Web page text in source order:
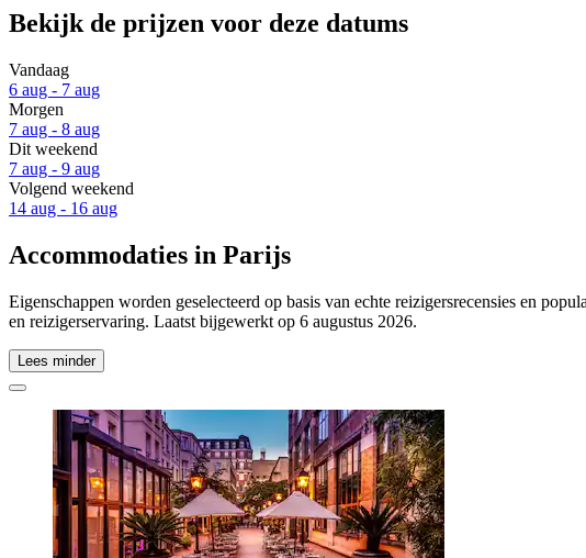
Bekijk de prijzen voor deze datums
Vandaag
6 aug - 7 aug
Morgen
7 aug - 8 aug
Dit weekend
7 aug - 9 aug
Volgend weekend
14 aug - 16 aug
Accommodaties in Parijs
Eigenschappen worden geselecteerd op basis van echte reizigersrecensies en
en reizigerservaring. Laatst bijgewerkt op 6 augustus 2026.
Lees minder